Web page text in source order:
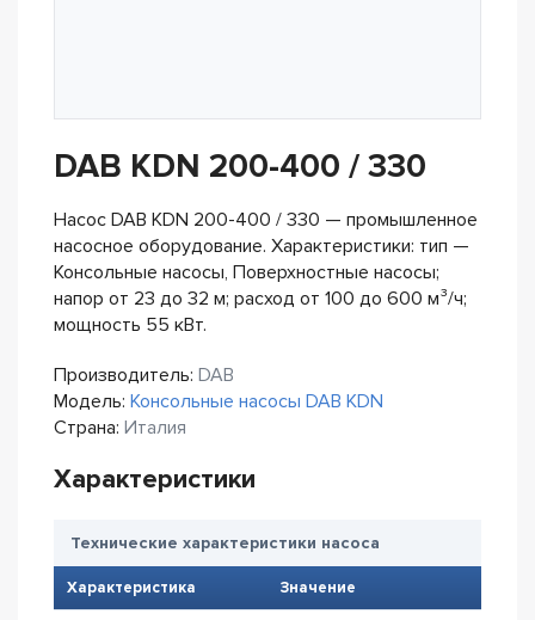
DAB KDN 200-400 / 330
Насос DAB KDN 200-400 / 330 — промышленное
насосное оборудование. Характеристики: тип —
Консольные насосы, Поверхностные насосы;
напор от 23 до 32 м; расход от 100 до 600 м³/ч;
мощность 55 кВт.
Производитель: DAB
Модель: Консольные насосы DAB KDN
Страна: Италия
Характеристики
Технические характеристики насоса
Характеристика Значение